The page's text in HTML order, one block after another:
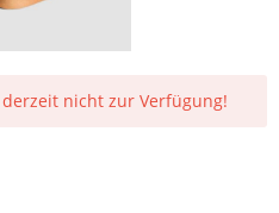
nicht zur Verfügung!